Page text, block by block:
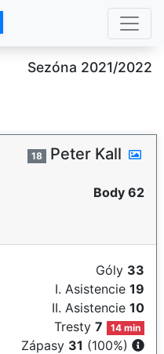
Sezóna 2021/2022
18 Peter Kall
Body 62
Góly 33
I. Asistencie 19
II. Asistencie 10
Tresty7 14 min
Zápasy 31 (100%)